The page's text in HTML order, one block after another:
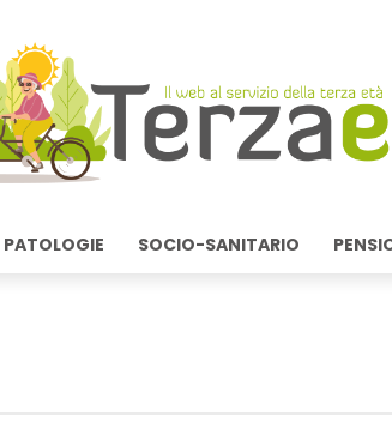
PATOLOGIE SOCIO-SANITARIO